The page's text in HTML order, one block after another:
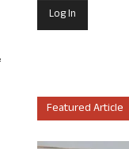
Featured Article